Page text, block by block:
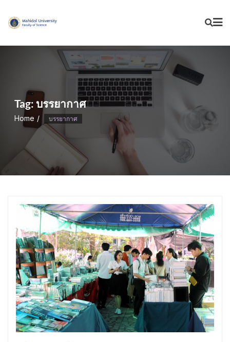
content
Tag: บรรยากาศ
Home บรรยากาศ